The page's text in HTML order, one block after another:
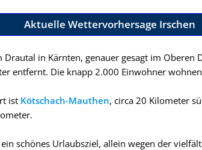
Aktuelle Wettervorhersage Irschen
in Kärnten, genauer gesagt im Oberen
entfernt. Die knapp 2.000 Einwohner
ist Kötschach-Mauthen, circa 20 Kilometer
schönes Urlaubsziel, allein wegen der